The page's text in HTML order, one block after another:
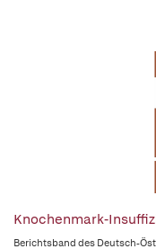
Knochenmark-
Berichtsband des Deutsch-